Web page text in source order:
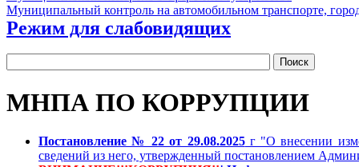
Муниципальный контроль на автомобильном транспорте,
Режим для слабовидящих
МНПА ПО КОРРУПЦИИ
Постановление № 22 от 29.08.2025г "О внесении
сведений из него, утвержденный постановлением